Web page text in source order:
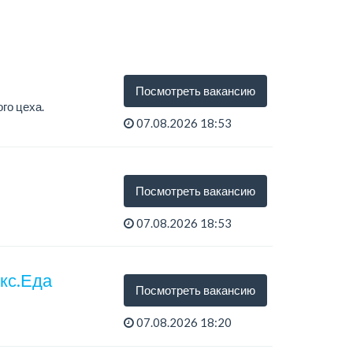
цеха.
Посмотреть вакансию
07.08.2026 18:53
Посмотреть вакансию
07.08.2026 18:53
Посмотреть вакансию
07.08.2026 18:20